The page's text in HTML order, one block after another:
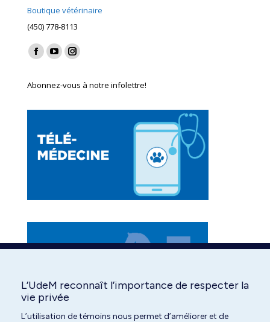
Boutique vétérinaire
(450) 778-8113
Find us on:
Facebook
opens
window
YouTube
opens
window
Instagram
opens
window
Abonnez-vous à notre infolettre!
L’UdeM reconnaît l’importance de respecter la
vie privée
L’utilisation de témoins nous permet d’améliorer et de